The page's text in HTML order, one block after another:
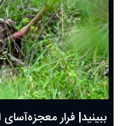
ببینید| فرار